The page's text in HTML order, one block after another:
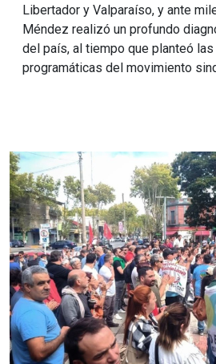
Libertador y Valparaíso, y ante
Méndez realizó un profundo
del país, al tiempo que planteó
programáticas del movimiento
Imagen